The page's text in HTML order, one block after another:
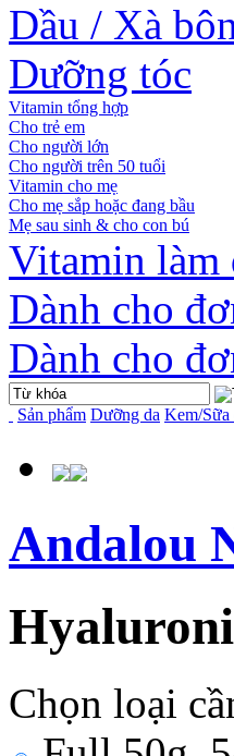
Dầu / Xà
Dưỡng tóc
Vitamin tổng hợp
Cho trẻ em
Cho người lớn
Cho người trên 50 tuổi
Vitamin cho mẹ
Cho mẹ sắp hoặc đang bầu
Mẹ sau sinh & cho con bú
Vitamin làm
Dành cho
Dành cho
Sản phẩm Dưỡng da Kem/Sữa
Andalou
Chọn loại